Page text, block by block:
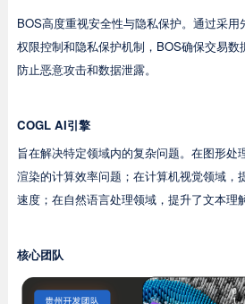
BOS高度重视安全性与隐私保护。通过采
权限控制和隐私保护机制，BOS确保交易
防止恶意攻击和数据泄露。
COGL AI引擎
旨在解决特定领域内的复杂问题。在图形处
渲染的计算效率问题；在计算机视觉领域，
速度；在自然语言处理领域，提升了文本理
核心团队